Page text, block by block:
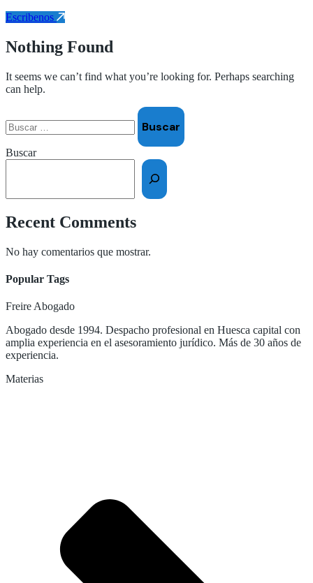
Escribenos
Nothing Found
It seems we can’t find what you’re looking for. Perhaps searching
can help.
Buscar
Recent Comments
No hay comentarios que mostrar.
Popular Tags
Freire Abogado
Abogado desde 1994. Despacho profesional en Huesca capital con
amplia experiencia en el asesoramiento jurídico. Más de 30 años de
experiencia.
Materias